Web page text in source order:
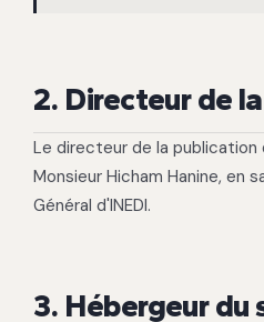
2. Directeur de
Le directeur de la
Monsieur Hicham Hanine, en
Général d'INEDI.
3. Hébergeur du